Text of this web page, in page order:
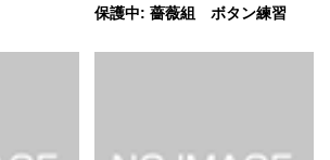
保護中: 薔薇組 ボタン練習